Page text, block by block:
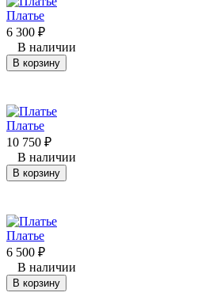
Платье
6 300 ₽
В наличии
В корзину
Платье
10 750 ₽
В наличии
В корзину
Платье
6 500 ₽
В наличии
В корзину